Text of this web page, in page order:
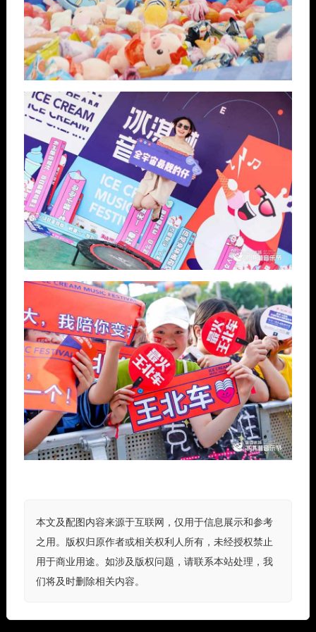
本文及配图内容来源于互联网，仅用于信息展示和参考
之用。版权归原作者或相关权利人所有，未经授权禁止
用于商业用途。如涉及版权问题，请联系本站处理，我
们将及时删除相关内容。